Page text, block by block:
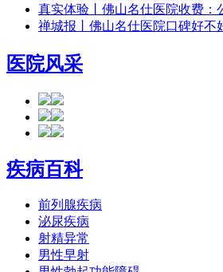
真实体验丨佛山名仕医院收费：
禅城报丨佛山名仕医院口碑好不
医院风采
疾病百科
前列腺疾病
泌尿疾病
射精异常
男性早射